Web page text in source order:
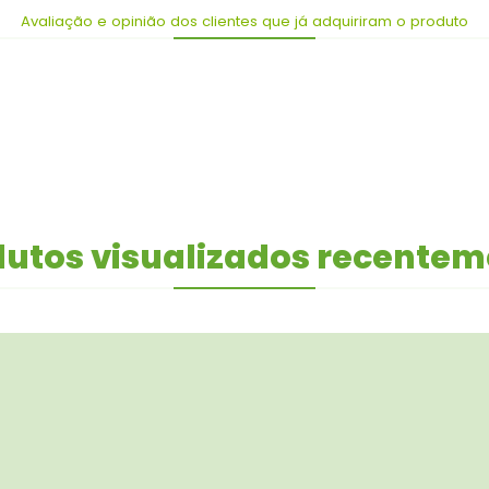
Avaliação e opinião dos clientes que já adquiriram o produto
visualizados